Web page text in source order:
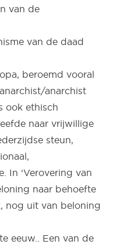
van de
van de daad
beroemd vooral
anarchist
ook ethisch
naar vrijwillige
steun,
In ‘Verovering van
naar behoefte
nog uit van beloning
eeuw.. Een van de